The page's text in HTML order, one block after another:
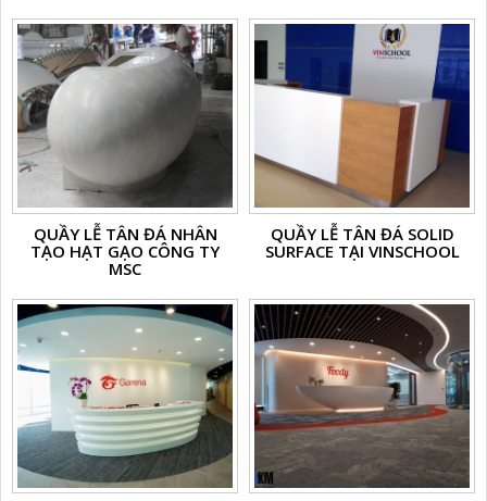
QUẦY LỄ TÂN ĐÁ NHÂN
TẠO HẠT GẠO CÔNG TY
MSC
QUẦY LỄ TÂN ĐÁ SOLID
SURFACE TẠI VINSCHOOL